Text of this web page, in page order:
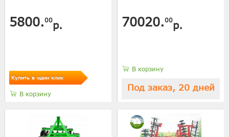
5800.00р.
Купить в один клик
В корзину
70020.00р.
В корзину
Под заказ, 20 дней